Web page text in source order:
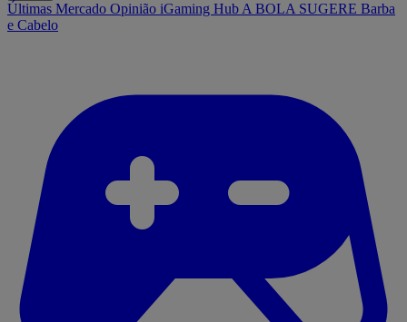
Últimas Mercado Opinião iGaming Hub A BOLA SUGERE Barba
e Cabelo